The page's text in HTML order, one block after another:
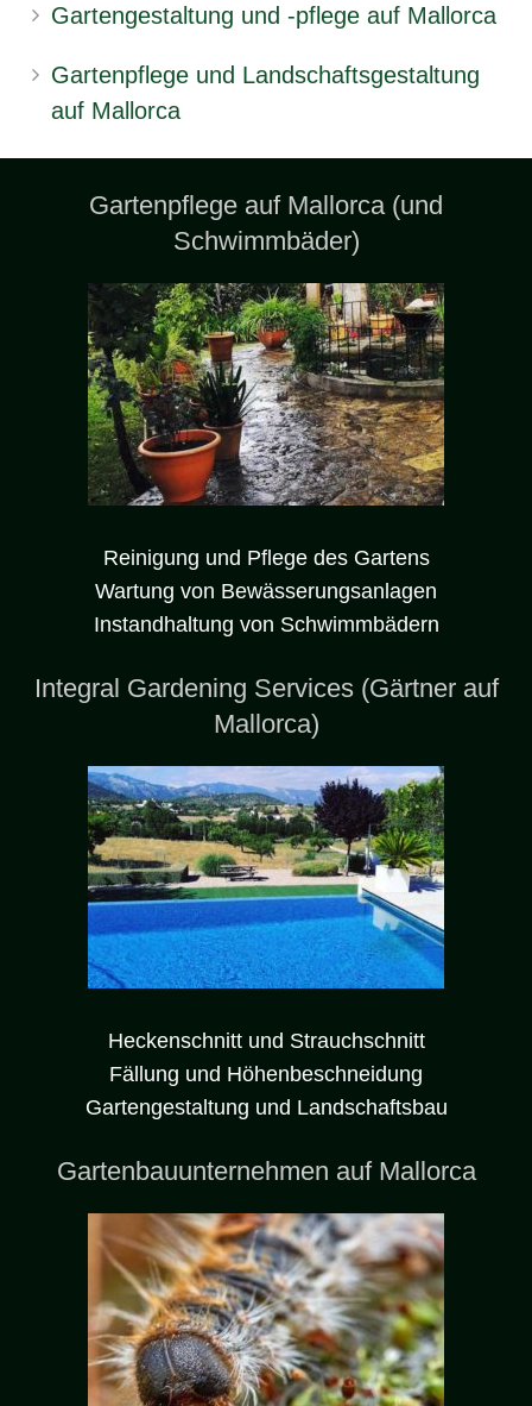
Gartengestaltung und -pflege auf Mallorca
Gartenpflege und Landschaftsgestaltung
auf Mallorca
Gartenpflege auf Mallorca (und
Schwimmbäder)
Reinigung und Pflege des Gartens
Wartung von Bewässerungsanlagen
Instandhaltung von Schwimmbädern
Integral Gardening Services (Gärtner auf
Mallorca)
Heckenschnitt und Strauchschnitt
Fällung und Höhenbeschneidung
Gartengestaltung und Landschaftsbau
Gartenbauunternehmen auf Mallorca